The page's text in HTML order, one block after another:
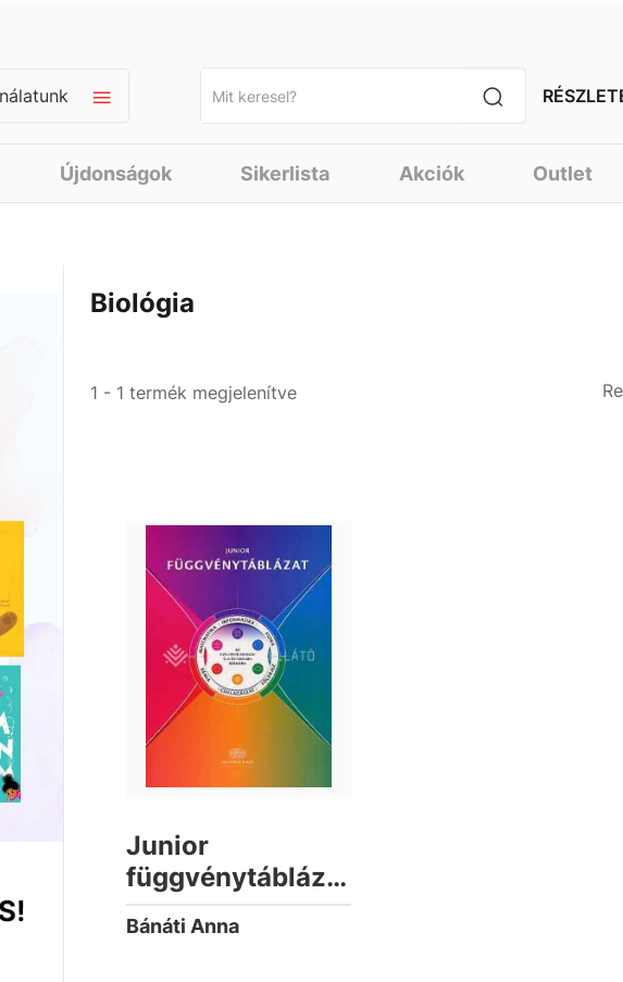
Újdonságok Sikerlista Akciók Outlet
Biológia
1 - 1 termék megjelenítve
Junior
függvénytáblázat
az általános
iskolák 5-8.
Bánáti Anna